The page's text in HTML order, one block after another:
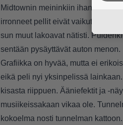
Midtownin meininkiin ihan hyvin.
irronneet pellit eivät vaikuta
sun muut lakoavat nätisti.
sentään pysäyttävät auton menon.
Grafiikka on hyvää, mutta ei
eikä peli nyi yksinpelissä
kisasta riippuen. Ääniefektit ja -
musiikeissakaan vikaa ole.
kokoelma nosti tunnelman